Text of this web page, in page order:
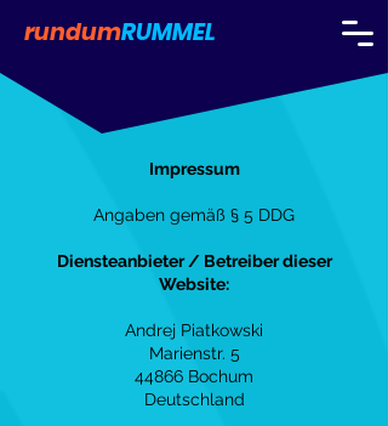
rundumRUMMEL
Impressum
Angaben gemäß § 5 DDG
Diensteanbieter / Betreiber dieser
Website:
Andrej Piatkowski
Marienstr. 5
44866 Bochum
Deutschland